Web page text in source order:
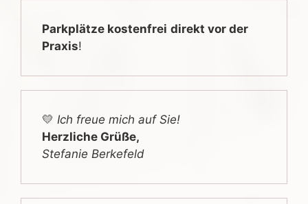
Parkplätze kostenfrei direkt vor der
Praxis!
💛 Ich freue mich auf Sie!
Herzliche Grüße,
Stefanie Berkefeld